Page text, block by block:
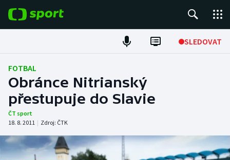
SLEDOVAT
Fotbal
Hokej
Tenis
Atletika
FOTBAL
Obránce Nitrianský
přestupuje do Slavie
ČT sport
18. 8. 2011 | Zdroj: ČTK